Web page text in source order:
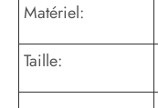
Matériel:
Taille: